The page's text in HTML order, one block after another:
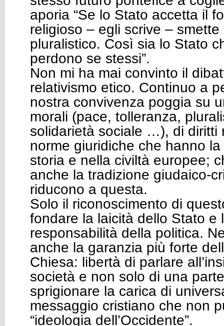
aporia “Se lo Stato accetta il
religioso – egli scrive – smette
pluralistico. Così sia lo Stato
perdono se stessi”.
Non mi ha mai convinto il
relativismo etico. Continuo a
nostra convivenza poggia su
morali (pace, tolleranza,
solidarietà sociale …), di diritti
norme giuridiche che hanno
storia e nella civiltà europee;
anche la tradizione giudaico-
riducono a questa.
Solo il riconoscimento di
fondare la laicità dello Stato e
responsabilità della politica.
anche la garanzia più forte
Chiesa: libertà di parlare
società e non solo di una
sprigionare la carica di
messaggio cristiano che non
“ideologia dell’Occidente”.